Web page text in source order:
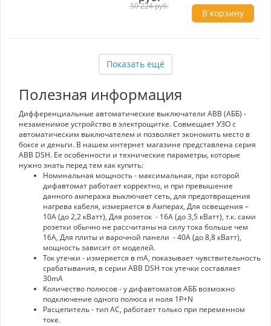
- Конструкция: 3 полюса + нейтраль
- Защита от короткого замыкания и перегрева
пламягасители
- Надежные механизмы и крепления
- Долговечность благодаря использованию
Идеальное решение для обеспечения
50 224 руб.
В корзину
Показать ещё
Полезная информация
Дифференциальные автоматические выключатели ABB (АББ) -
незаменимое устройство в электрощитке. Совмещает УЗО с
автоматическим выключателем и позволяет экономить место в
боксе и деньги. В нашем интернет магазине представлена серия
ABB DSH. Ее особенности и технические параметры, которые
нужно знать перед тем как купить:
Номинальная мощность - максимальная, при которой
дифавтомат работает корректно, и при превышение
данного ампеража выключает сеть, для предотвращения
нагрева кабеля, измеряется в Амперах, Для освещения –
10A (до 2,2 кВатт), Для розеток - 16A (до 3,5 кВатт), т.к. сами
розетки обычно не рассчитаны на силу тока больше чем
16A, Для плиты и варочной панели - 40A (до 8,8 кВатт),
мощность зависит от моделей.
Ток утечки - измеряется в mA, показывает чувствительность
срабатывания, в серии ABB DSH ток утечки составляет
30mA
Количество полюсов - у дифавтоматов АББ возможно
подключение одного полюса и ноля 1P+N
Расцепитель - тип AC, работает только при переменном
токе.